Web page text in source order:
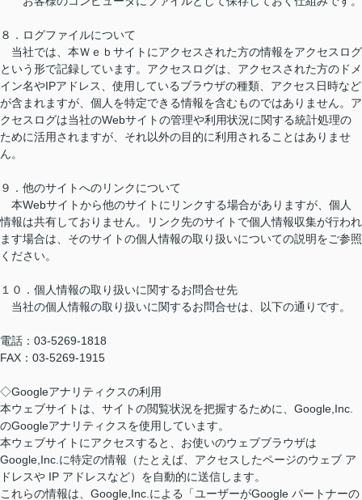
８．ログファイルについて
当社では、本Ｗｅｂサイトにアクセスされた方の情報をアクセスログ
という形で記録しています。アクセスログは、アクセスされた方のドメ
イン名やIPアドレス、使用しているブラウザの種類、アクセス日時など
が含まれますが、個人を特定できる情報を含むものではありません。ア
クセスログは当社のWebサイトの管理や利用状況に関する統計処理の
ために活用されますが、それ以外の目的に利用されることはありませ
ん。
９．他のサイトへのリンクについて
本Webサイトから他のサイトにリンクする場合がありますが、個人
情報は共有しておりません。リンク先のサイトで個人情報収集が行われ
ます場合は、そのサイトの個人情報の取り扱いについての説明をご参照
ください。
１０．個人情報の取り扱いに関するお問合せ先
当社の個人情報の取り扱いに関するお問合せは、以下の通りです。
電話：03-5269-1818
FAX：03-5269-1915
◇Googleアナリティクスの利用
本ウェブサイトは、サイトの閲覧状況を把握するために、Google,Inc.
のGoogleアナリティクスを使用しています。
本ウェブサイトにアクセスすると、お使いのウェブブラウザは
Google,Inc.に特定の情報（たとえば、アクセスしたページのウェブ ア
ドレスや IP アドレスなど）を自動的に送信します。
これらの情報は、Google,Inc.による「ユーザーがGoogle パートナーの